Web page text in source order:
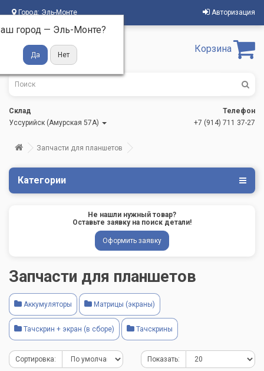
Город: Эль-Монте
город — Эль-Монте?
Авторизация
Корзина
Склад
Уссурийск (Амурская 57А)
Телефон
+7 (914) 711 37-27
Запчасти для планшетов
Категории
Не нашли нужный товар?
Оставьте заявку на поиск детали!
Оформить заявку
Запчасти для планшетов
Аккумуляторы Матрицы (экраны)
Тачскрин + экран (в сборе) Тачскрины
Сортировка: Показать: